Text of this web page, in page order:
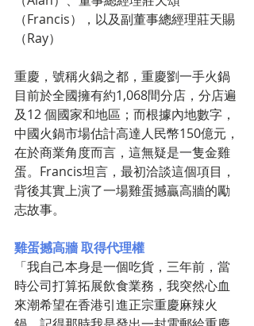
（Francis），以及副董事總經理莊天賜
（Ray）
重慶，號稱火鍋之都，重慶劉一手火鍋
目前於全國擁有約1,068間分店，分店遍
及12 個國家和地區；而根據內地數字，
中國火鍋市場估計高達人民幣150億元，
在於商業角度而言，這無疑是一隻金雞
蛋。Francis坦言，最初洽談這個項目，
背後其實上演了一場雞蛋撼贏高牆的勵
志故事。
雞蛋撼高牆 取得代理權
「我自己本身是一個吃貨，三年前，當
時公司打算拓展飲食業務，我突然心血
來潮希望在香港引進正宗重慶麻辣火